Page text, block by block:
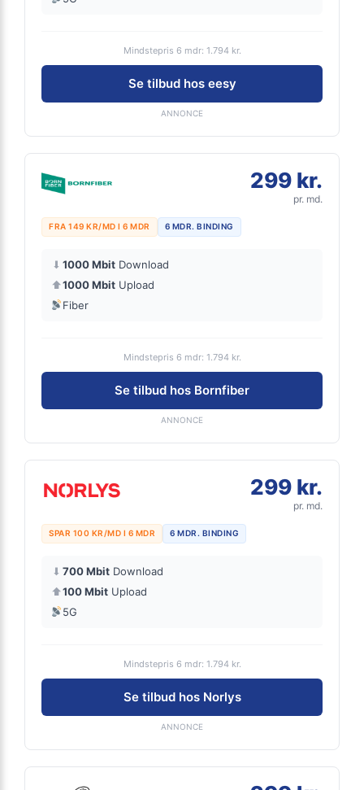
Mindstepris 6 mdr: 1.794 kr.
Se tilbud hos eesy
ANNONCE
299 kr.
pr. md.
FRA 149 KR/MD I 6 MDR 6 MDR. BINDING
⬇ 1000 Mbit Download
⬆1000 Mbit Upload
Fiber
Mindstepris 6 mdr: 1.794 kr.
Se tilbud hos Bornfiber
ANNONCE
299 kr.
pr. md.
SPAR 100 KR/MD I 6 MDR 6 MDR. BINDING
⬇ 700 Mbit Download
⬆100 Mbit Upload
5G
Mindstepris 6 mdr: 1.794 kr.
Se tilbud hos Norlys
ANNONCE